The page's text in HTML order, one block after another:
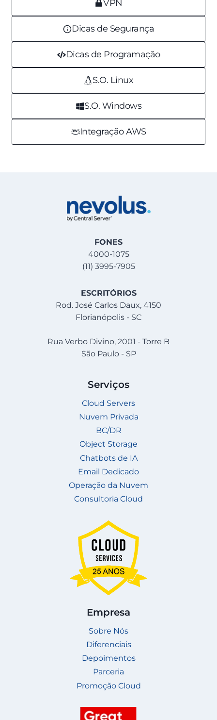
VPN
Dicas de Segurança
Dicas de Programação
S.O. Linux
S.O. Windows
Integração AWS
FONES
4000-1075
(11) 3995-7905
ESCRITÓRIOS
Rod. José Carlos Daux, 4150
Florianópolis - SC
Rua Verbo Divino, 2001 - Torre B
São Paulo - SP
Serviços
Cloud Servers
Nuvem Privada
BC/DR
Object Storage
Chatbots de IA
Email Dedicado
Operação da Nuvem
Consultoria Cloud
Empresa
Sobre Nós
Diferenciais
Depoimentos
Parceria
Promoção Cloud